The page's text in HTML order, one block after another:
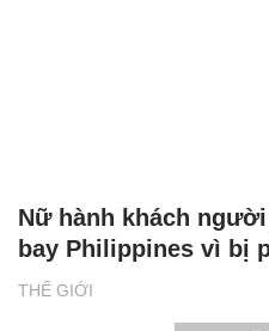
THẾ GIỚI
Nữ hành khách
bay Philippines vì bị